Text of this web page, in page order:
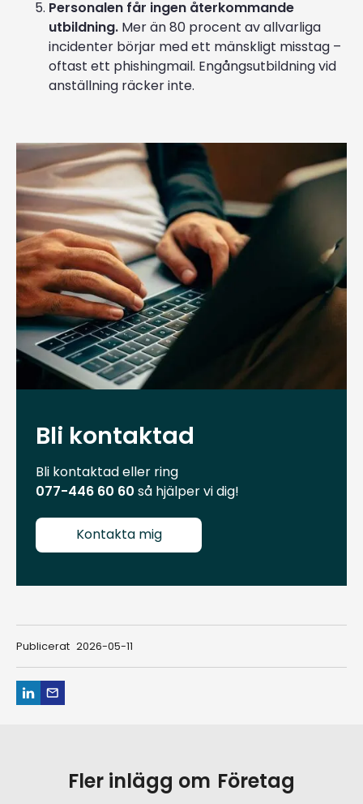
Personalen får ingen återkommande
utbildning. Mer än 80 procent av allvarliga
incidenter börjar med ett mänskligt misstag –
oftast ett phishingmail. Engångsutbildning vid
anställning räcker inte.
Bli kontaktad
Bli kontaktad eller ring
077-446 60 60 så hjälper vi dig!
Kontakta mig
Publicerat 2026-05-11
Fler inlägg om Företag